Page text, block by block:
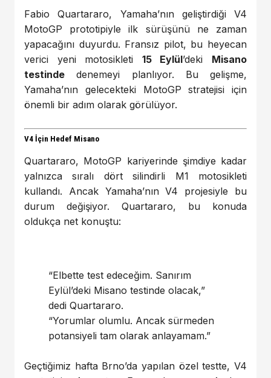
Fabio Quartararo, Yamaha’nın geliştirdiği V4
MotoGP prototipiyle ilk sürüşünü ne zaman
yapacağını duyurdu. Fransız pilot, bu heyecan
verici yeni motosikleti 15 Eylül’deki Misano
testinde denemeyi planlıyor. Bu gelişme,
Yamaha’nın gelecekteki MotoGP stratejisi için
önemli bir adım olarak görülüyor.
V4 İçin Hedef Misano
Quartararo, MotoGP kariyerinde şimdiye kadar
yalnızca sıralı dört silindirli M1 motosikleti
kullandı. Ancak Yamaha’nın V4 projesiyle bu
durum değişiyor. Quartararo, bu konuda
oldukça net konuştu:
“Elbette test edeceğim. Sanırım
Eylül’deki Misano testinde olacak,”
dedi Quartararo.
“Yorumlar olumlu. Ancak sürmeden
potansiyeli tam olarak anlayamam.”
Geçtiğimiz hafta Brno’da yapılan özel testte, V4